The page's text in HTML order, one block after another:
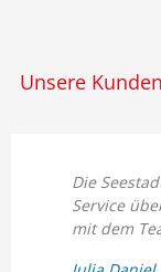
Unsere
Die
Service
mit dem